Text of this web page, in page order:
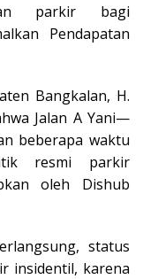
parkir bagi
Pendapatan
Bangkalan, H.
Jalan A Yani—
beberapa waktu
resmi parkir
oleh Dishub
status
insidentil, karena